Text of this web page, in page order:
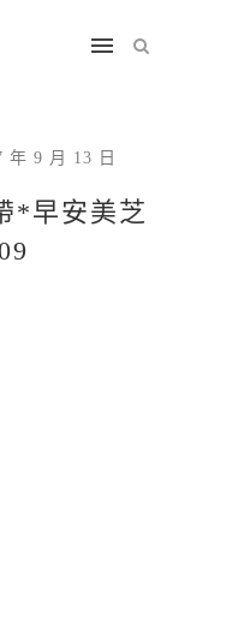
年 9 月 13 日
*早安美芝